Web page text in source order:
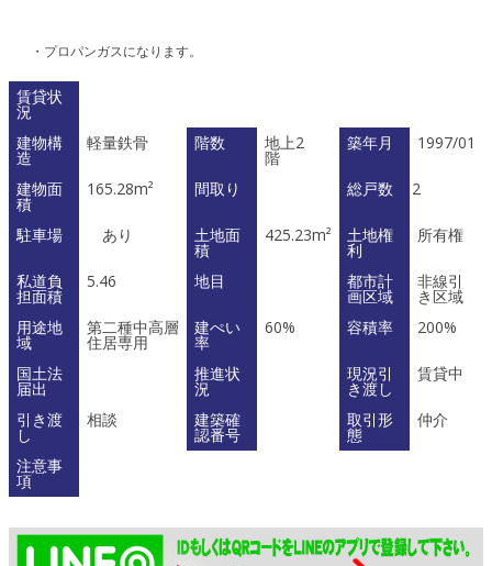
・プロパンガスになります。
賃貸状
況
建物構
造
軽量鉄骨 階数 地上2
階
築年月 1997/01
建物面
積
165.28m² 間取り 総戸数 2
駐車場 あり 土地面
積
425.23m² 土地権
利
所有権
私道負
担面積
5.46 地目 都市計
画区域
非線引
き区域
用途地
域
第二種中高層
住居専用
建ぺい
率
60% 容積率 200%
国土法
届出
推進状
況
現況引
き渡し
賃貸中
引き渡
し
相談 建築確
認番号
取引形
態
仲介
注意事
項